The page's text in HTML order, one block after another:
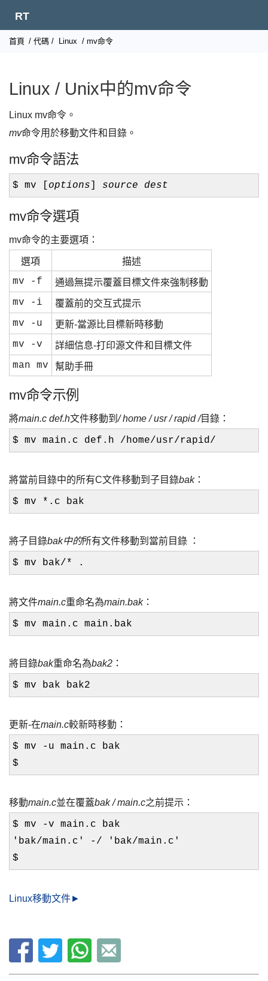
RT
首頁 / 代碼 / Linux / mv命令
Linux / Unix中的mv命令
Linux mv命令。
mv命令用於移動文件和目錄。
mv命令語法
$ mv [ options source dest
mv命令選項
mv命令的主要選項：
選項 描述
mv -f 通過無提示覆蓋目標文件來強制移動
mv -i 覆蓋前的交互式提示
mv -u 更新-當源比目標新時移動
mv -v 詳細信息-打印源文件和目標文件
man mv 幫助手冊
mv命令示例
將main.c def.h文件移動到/ home / usr / rapid /目錄：
$ mv main.c def.h /home/usr/rapid/
將當前目錄中的所有C文件移動到子目錄bak：
$ mv *.c bak
將子目錄bak中的所有文件移動到當前目錄 ：
$ mv bak/* .
將文件main.c重命名為main.bak：
$ mv main.c main.bak
將目錄bak重命名為bak2 ：
$ mv bak bak2
更新-在main.c較新時移動：
$ mv -u main.c bak
$
移動main.c並在覆蓋bak / main.c之前提示：
$ mv -v main.c bak
'bak/main.c' -/ 'bak/main.c'
$
Linux移動文件►